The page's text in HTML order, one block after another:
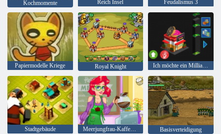
Kochmomente Reich Insel Feudalismus 3
Papiermodelle Kriege Royal Knight Ich möchte ein Milliardär 2 sein 2
Stadtgebäude Meerjungfrau-Kaffee-Shop Basisverteidigung